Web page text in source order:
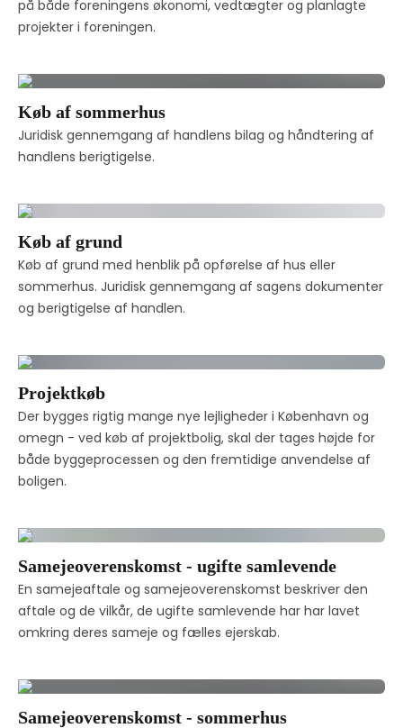
på både foreningens økonomi, vedtægter og planlagte
projekter i foreningen.
Køb af sommerhus
Juridisk gennemgang af handlens bilag og håndtering af
handlens berigtigelse.
Køb af grund
Køb af grund med henblik på opførelse af hus eller
sommerhus. Juridisk gennemgang af sagens dokumenter
og berigtigelse af handlen.
Projektkøb
Der bygges rigtig mange nye lejligheder i København og
omegn - ved køb af projektbolig, skal der tages højde for
både byggeprocessen og den fremtidige anvendelse af
boligen.
Samejeoverenskomst - ugifte samlevende
En samejeaftale og samejeoverenskomst beskriver den
aftale og de vilkår, de ugifte samlevende har har lavet
omkring deres sameje og fælles ejerskab.
Samejeoverenskomst - sommerhus